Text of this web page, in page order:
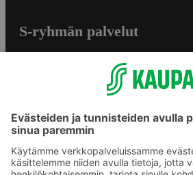
S-ryhmän palvelut
S-ostoslista -sovellus
Prisma.fi
Sokos.fi
S-Pankki